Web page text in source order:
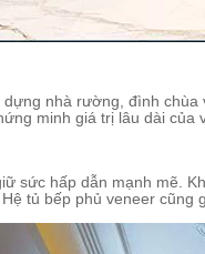
nhà rường, đình
minh giá trị lâu dài của
sức hấp dẫn mạnh mẽ.
tủ bếp phủ veneer cũng